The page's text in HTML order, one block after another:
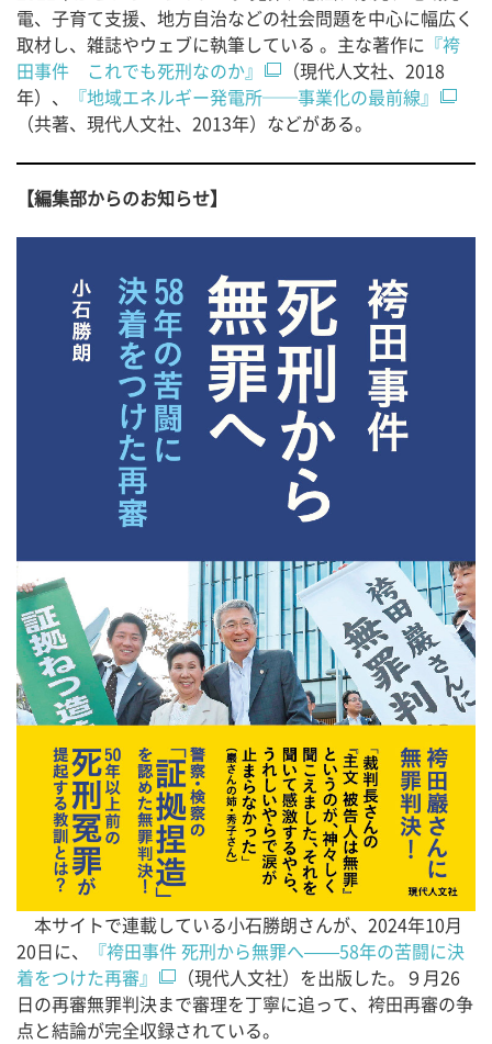
電、子育て支援、地方自治などの社会問題を中心に幅広く
取材し、雑誌やウェブに執筆している 。主な著作に 『袴
田事件 これでも死刑なのか』
（現代人文社、2018
年）、
『地域エネルギー発電所──事業化の最前線』
（共著、現代人文社、2013年）などがある。
【編集部からのお知らせ】
本サイトで連載している小石勝朗さんが、2024年10月
20日に、
『袴田事件 死刑から無罪へ——58年の苦闘に決
着をつけた再審』
（現代人文社）を出版した。９月26
日の再審無罪判決まで審理を丁寧に追って、袴田再審の争
点と結論が完全収録されている。